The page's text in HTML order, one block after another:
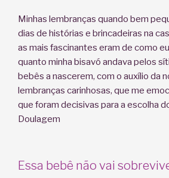
Minhas lembranças quando bem
dias de histórias e brincadeiras na
as mais fascinantes eram de como
quanto minha bisavó andava pelos
bebês a nascerem, com o auxílio da
lembranças carinhosas, que me
que foram decisivas para a escolha
Doulagem
Essa bebê não vai